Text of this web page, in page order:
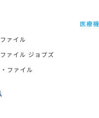
ァイル
ァイル ジョブズ
ファイル
医療